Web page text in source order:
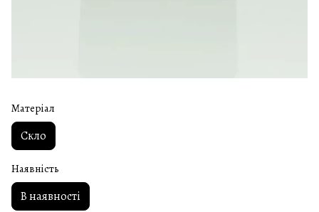
Матеріал
Скло
Наявність
В наявності